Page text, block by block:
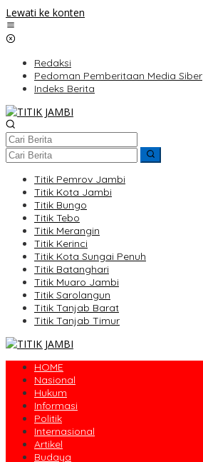
Lewati ke konten
Redaksi
Pedoman Pemberitaan Media Siber
Indeks Berita
Titik Pemrov Jambi
Titik Kota Jambi
Titik Bungo
Titik Tebo
Titik Merangin
Titik Kerinci
Titik Kota Sungai Penuh
Titik Batanghari
Titik Muaro Jambi
Titik Sarolangun
Titik Tanjab Barat
Titik Tanjab Timur
HOME
Nasional
Hukum
Informasi
Politik
Internasional
Artikel
Budaya